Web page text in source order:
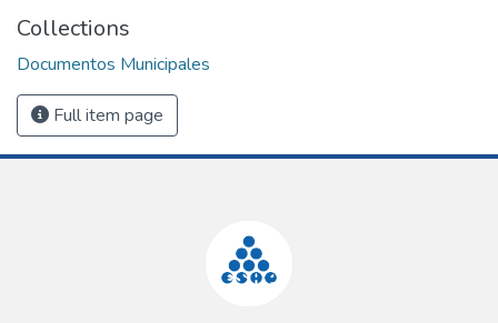
Collections
Documentos Municipales
Full item page